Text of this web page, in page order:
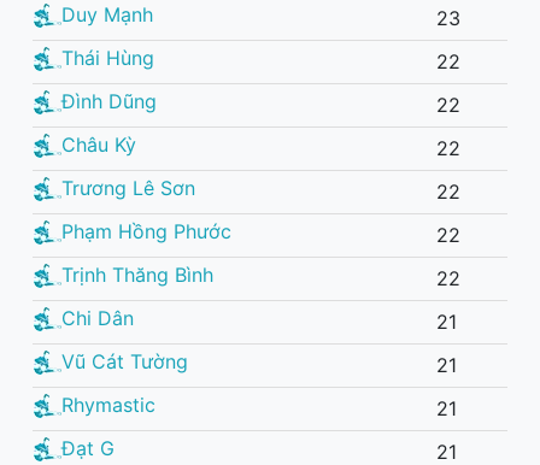
Duy Mạnh
23
Thái Hùng
22
Đình Dũng
22
Châu Kỳ
22
Trương Lê Sơn
22
Phạm Hồng Phước
22
Trịnh Thăng Bình
22
Chi Dân
21
Vũ Cát Tường
21
Rhymastic
21
Đạt G
21